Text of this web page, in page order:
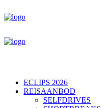
ECLIPS 2026
REISAANBOD
SELFDRIVES